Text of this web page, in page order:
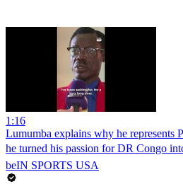
1:16
Lumumba explains why he represents
he turned his passion for DR Congo
beIN SPORTS USA